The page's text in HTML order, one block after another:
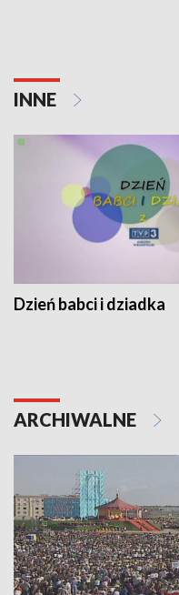
INNE
Dzień babci i dziadka
ARCHIWALNE